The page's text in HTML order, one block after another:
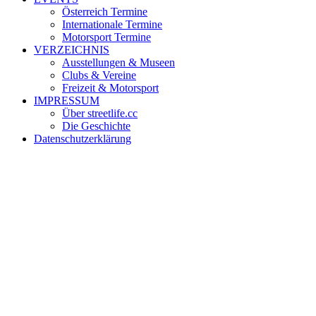
Österreich Termine
Internationale Termine
Motorsport Termine
VERZEICHNIS
Ausstellungen & Museen
Clubs & Vereine
Freizeit & Motorsport
IMPRESSUM
Über streetlife.cc
Die Geschichte
Datenschutzerklärung